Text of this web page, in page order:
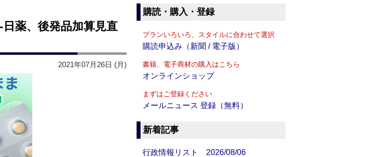
日薬、後発品加算見直
2021年07月26日 (月)
購読・購入・登録
プランいろいろ、スタイルに合わせて選択
購読申込み（新聞 / 電子版）
書籍、電子商材の購入はこちら
オンラインショップ
まずはご登録ください
メールニュース 登録（無料）
新着記事
行政情報リスト 2026/08/06